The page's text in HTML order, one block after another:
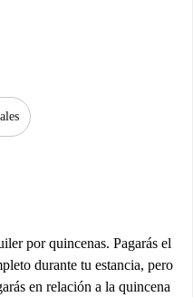
por quincenas. Pagarás el
durante tu estancia, pero
en relación a la quincena